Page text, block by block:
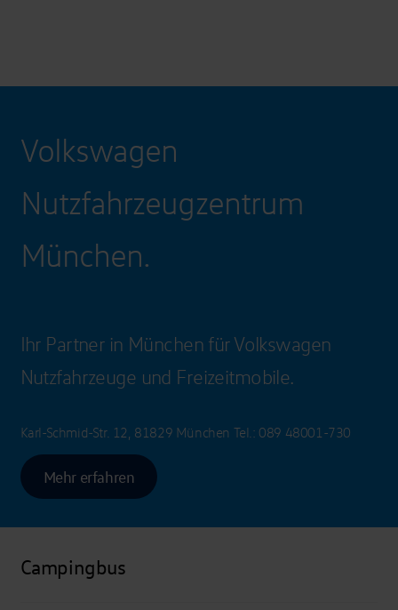
Volkswagen
Nutzfahrzeugzentrum
München.
Ihr Partner in München für Volkswagen
Nutzfahrzeuge und Freizeitmobile.
Karl-Schmid-Str. 12, 81829 München Tel.: 089 48001-730
Mehr erfahren
Campingbus